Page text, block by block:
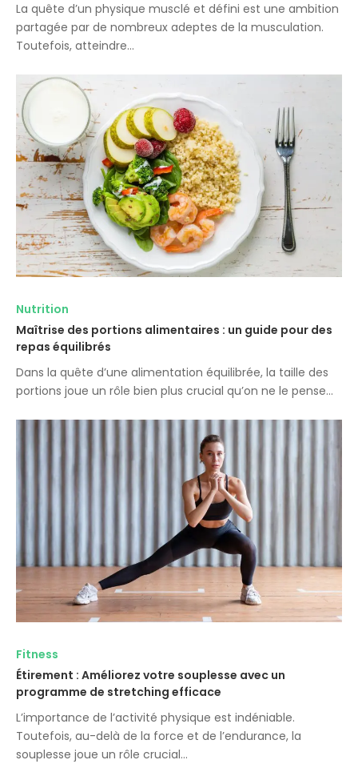
La quête d’un physique musclé et défini est une ambition
partagée par de nombreux adeptes de la musculation.
Toutefois, atteindre…
Nutrition
Maîtrise des portions alimentaires : un guide pour des
repas équilibrés
Dans la quête d’une alimentation équilibrée, la taille des
portions joue un rôle bien plus crucial qu’on ne le pense…
Fitness
Étirement : Améliorez votre souplesse avec un
programme de stretching efficace
L’importance de l’activité physique est indéniable.
Toutefois, au-delà de la force et de l’endurance, la
souplesse joue un rôle crucial…